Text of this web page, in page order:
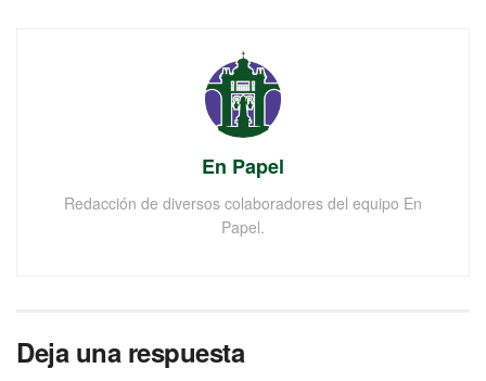
En Papel
Redacción de diversos colaboradores del equipo En
Papel.
Deja una respuesta